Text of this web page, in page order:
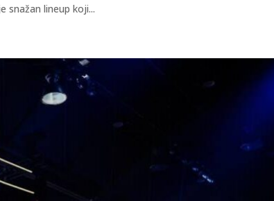
snažan lineup koji...